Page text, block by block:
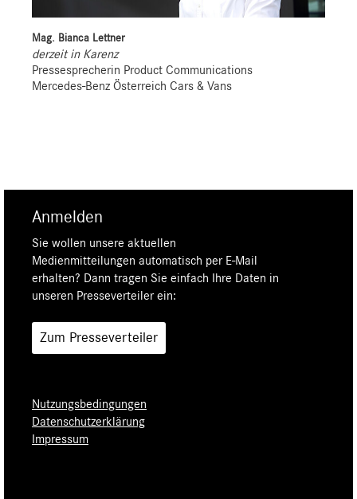
Mag. Bianca Lettner
derzeit in Karenz
Pressesprecherin Product Communications
Mercedes-Benz Österreich Cars & Vans
Anmelden
Sie wollen unsere aktuellen
Medienmitteilungen automatisch per E-Mail
erhalten? Dann tragen Sie einfach Ihre Daten in
unseren Presseverteiler ein:
Zum Presseverteiler
Nutzungsbedingungen
Datenschutzerklärung
Impressum